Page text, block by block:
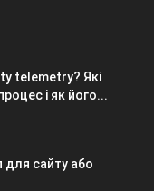
telemetry? Які
і як його...
для сайту або